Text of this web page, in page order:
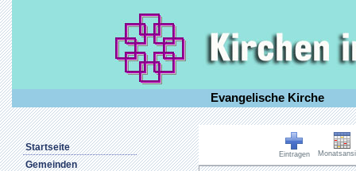
Evangelische Kirche
Startseite
Gemeinden
Eintragen